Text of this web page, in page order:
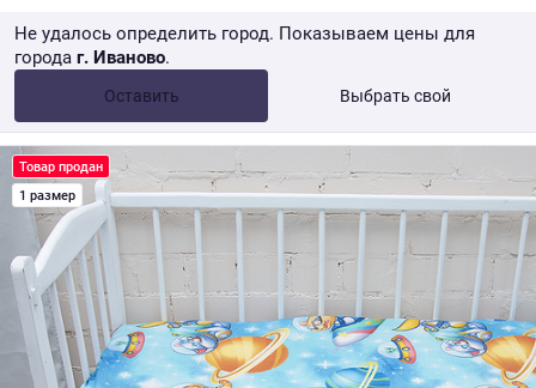
Не удалось определить город. Показываем цены для
города г. Иваново.
Оставить Выбрать свой
от 10 000 ₽ Розница → WB
Товар продан
1 размер